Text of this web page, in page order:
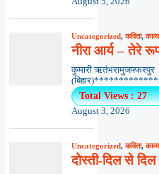
Uncategorized,कविता,
नीरा आर्य – तेरे
कुमारी ऋतंभरामुजफ्फरपुर
Total Views : 27
August 3, 2026
Uncategorized,कविता,
दोस्ती-दिल से